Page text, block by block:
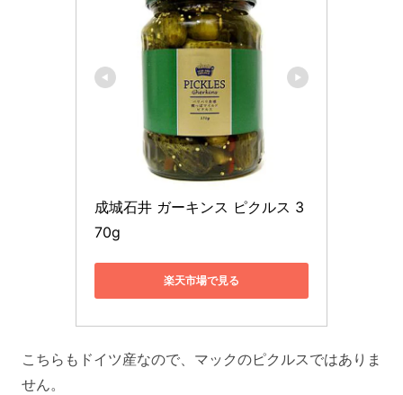
成城石井 ガーキンス ピクルス 3
70g
楽天市場で見る
こちらもドイツ産なので、マックのピクルスではありま
せん。